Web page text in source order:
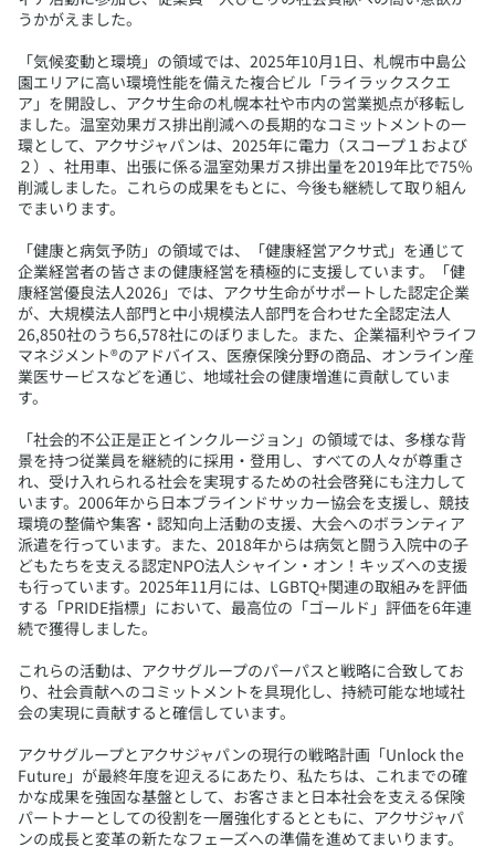
うかがえました。
「気候変動と環境」の領域では、2025年10月1日、札幌市中島公
園エリアに高い環境性能を備えた複合ビル「ライラックスクエ
ア」を開設し、アクサ生命の札幌本社や市内の営業拠点が移転し
ました。温室効果ガス排出削減への長期的なコミットメントの一
環として、アクサジャパンは、2025年に電力（スコープ１および
２）、社用車、出張に係る温室効果ガス排出量を2019年比で75％
削減しました。これらの成果をもとに、今後も継続して取り組ん
でまいります。
「健康と病気予防」の領域では、「健康経営アクサ式」を通じて
企業経営者の皆さまの健康経営を積極的に支援しています。「健
康経営優良法人2026」では、アクサ生命がサポートした認定企業
が、大規模法人部門と中小規模法人部門を合わせた全認定法人
26,850社のうち6,578社にのぼりました。また、企業福利やライフ
マネジメント®のアドバイス、医療保険分野の商品、オンライン産
業医サービスなどを通じ、地域社会の健康増進に貢献していま
す。
「社会的不公正是正とインクルージョン」の領域では、多様な背
景を持つ従業員を継続的に採用・登用し、すべての人々が尊重さ
れ、受け入れられる社会を実現するための社会啓発にも注力して
います。2006年から日本ブラインドサッカー協会を支援し、競技
環境の整備や集客・認知向上活動の支援、大会へのボランティア
派遣を行っています。また、2018年からは病気と闘う入院中の子
どもたちを支える認定NPO法人シャイン・オン！キッズへの支援
も行っています。2025年11月には、LGBTQ+関連の取組みを評価
する「PRIDE指標」において、最高位の「ゴールド」評価を6年連
続で獲得しました。
これらの活動は、アクサグループのパーパスと戦略に合致してお
り、社会貢献へのコミットメントを具現化し、持続可能な地域社
会の実現に貢献すると確信しています。
アクサグループとアクサジャパンの現行の戦略計画「Unlock the
Future」が最終年度を迎えるにあたり、私たちは、これまでの確
かな成果を強固な基盤として、お客さまと日本社会を支える保険
パートナーとしての役割を一層強化するとともに、アクサジャパ
ンの成長と変革の新たなフェーズへの準備を進めてまいります。